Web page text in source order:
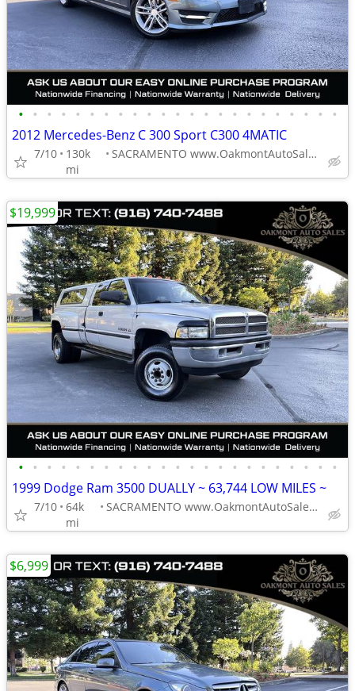
• • • • • • • • • • • • • • • • • • • • • • •
2012 Mercedes-Benz C 300 Sport C300 4MATIC
7/10
130k
mi
SACRAMENTO www.OakmontAutoSales.com
• • • • • • • • • • • • • • • • • • • • • • •
1999 Dodge Ram 3500 DUALLY ~ 63,744 LOW MILES ~
7/10 64k
mi
SACRAMENTO www.OakmontAutoSales.com
$19,999
$6,999